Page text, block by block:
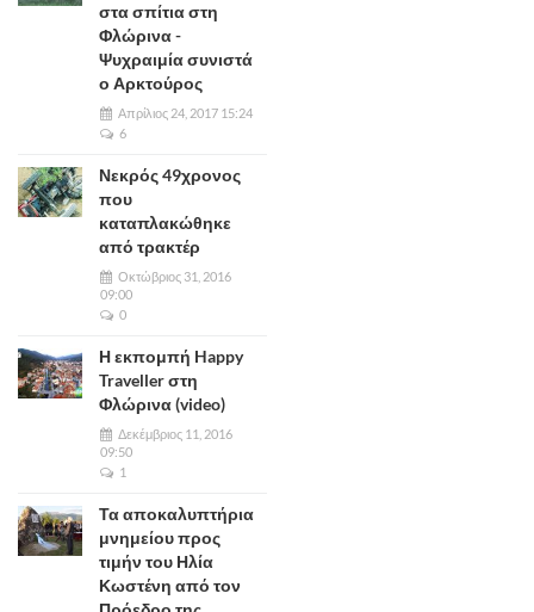
στα σπίτια στη
Φλώρινα -
Ψυχραιμία συνιστά
ο Αρκτούρος
Απρίλιος 24, 2017 15:24
6
Νεκρός 49χρονος
που
καταπλακώθηκε
από τρακτέρ
Οκτώβριος 31, 2016
09:00
0
Η εκπομπή Happy
Traveller στη
Φλώρινα (video)
Δεκέμβριος 11, 2016
09:50
1
Τα αποκαλυπτήρια
μνημείου προς
τιμήν του Ηλία
Κωστένη από τον